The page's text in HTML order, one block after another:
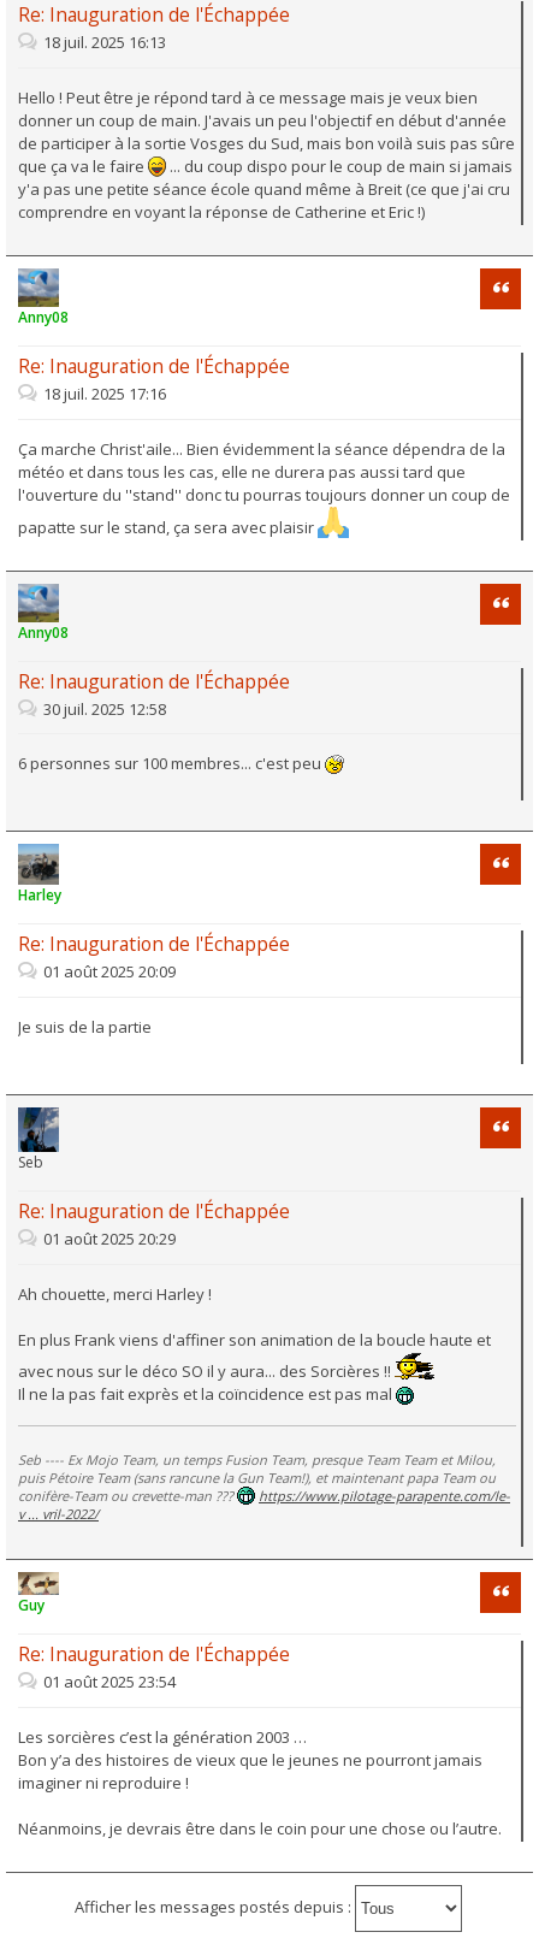
Re: Inauguration de l'Échappée
18 juil. 2025 16:13
Hello ! Peut être je répond tard à ce message mais je veux bien
donner un coup de main. J'avais un peu l'objectif en début d'année
de participer à la sortie Vosges du Sud, mais bon voilà suis pas sûre
que ça va le faire
... du coup dispo pour le coup de main si jamais
y'a pas une petite séance école quand même à Breit (ce que j'ai cru
comprendre en voyant la réponse de Catherine et Eric !)
Anny08
Re: Inauguration de l'Échappée
18 juil. 2025 17:16
Ça marche Christ'aile... Bien évidemment la séance dépendra de la
météo et dans tous les cas, elle ne durera pas aussi tard que
l'ouverture du ''stand'' donc tu pourras toujours donner un coup de
papatte sur le stand, ça sera avec plaisir
Anny08
Re: Inauguration de l'Échappée
30 juil. 2025 12:58
6 personnes sur 100 membres... c'est peu
Harley
Re: Inauguration de l'Échappée
01 août 2025 20:09
Je suis de la partie
Seb
Re: Inauguration de l'Échappée
01 août 2025 20:29
Ah chouette, merci Harley !
En plus Frank viens d'affiner son animation de la boucle haute et
avec nous sur le déco SO il y aura... des Sorcières !!
Il ne la pas fait exprès et la coïncidence est pas mal
Seb ---- Ex Mojo Team, un temps Fusion Team, presque Team Team et Milou,
puis Pétoire Team (sans rancune la Gun Team!), et maintenant papa Team ou
conifère-Team ou crevette-man ???
https://www.pilotage-parapente.com/le-
v ... vril-2022/
Guy
Re: Inauguration de l'Échappée
01 août 2025 23:54
Les sorcières c’est la génération 2003 …
Bon y’a des histoires de vieux que le jeunes ne pourront jamais
imaginer ni reproduire !
Néanmoins, je devrais être dans le coin pour une chose ou l’autre.
Afficher les messages postés depuis :